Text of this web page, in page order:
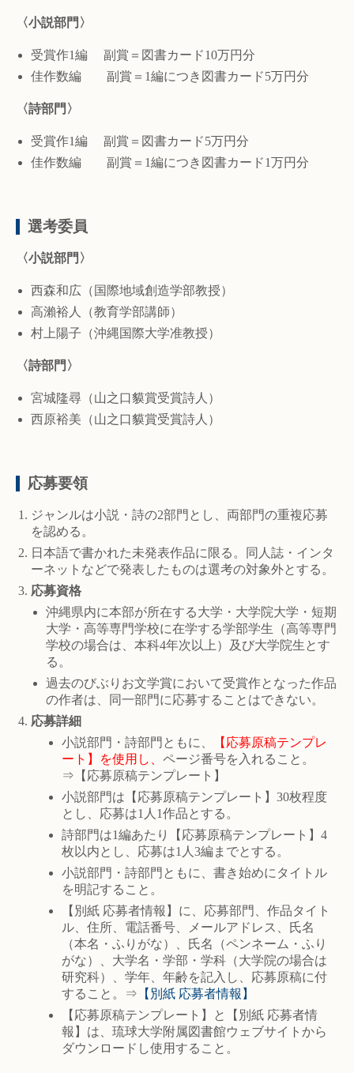
〈小説部門〉
受賞作1編 副賞＝図書カード10万円分
佳作数編 副賞＝1編につき図書カード5万円分
〈詩部門〉
受賞作1編 副賞＝図書カード5万円分
佳作数編 副賞＝1編につき図書カード1万円分
選考委員
〈小説部門〉
西森和広（国際地域創造学部教授）
高瀨裕人（教育学部講師）
村上陽子（沖縄国際大学准教授）
〈詩部門〉
宮城隆尋（山之口貘賞受賞詩人）
西原裕美（山之口貘賞受賞詩人）
応募要領
ジャンルは小説・詩の2部門とし、両部門の重複応募
を認める。
日本語で書かれた未発表作品に限る。同人誌・インタ
ーネットなどで発表したものは選考の対象外とする。
応募資格
沖縄県内に本部が所在する大学・大学院大学・短期
大学・高等専門学校に在学する学部学生（高等専門
学校の場合は、本科4年次以上）及び大学院生とす
る。
過去のびぶりお文学賞において受賞作となった作品
の作者は、同一部門に応募することはできない。
応募詳細
小説部門・詩部門ともに、
【応募原稿テンプレ
ート】を使用し、 ページ番号を入れること。
⇒【応募原稿テンプレート】
小説部門は【応募原稿テンプレート】30枚程度
とし、応募は1人1作品とする。
詩部門は1編あたり【応募原稿テンプレート】4
枚以内とし、応募は1人3編までとする。
小説部門・詩部門ともに、書き始めにタイトル
を明記すること。
【別紙 応募者情報】に、応募部門、作品タイト
ル、住所、電話番号、メールアドレス、氏名
（本名・ふりがな）、氏名（ペンネーム・ふり
がな）、大学名・学部・学科（大学院の場合は
研究科）、学年、年齢を記入し、応募原稿に付
すること。⇒ 【別紙 応募者情報】
【応募原稿テンプレート】と【別紙 応募者情
報】は、琉球大学附属図書館ウェブサイトから
ダウンロードし使用すること。